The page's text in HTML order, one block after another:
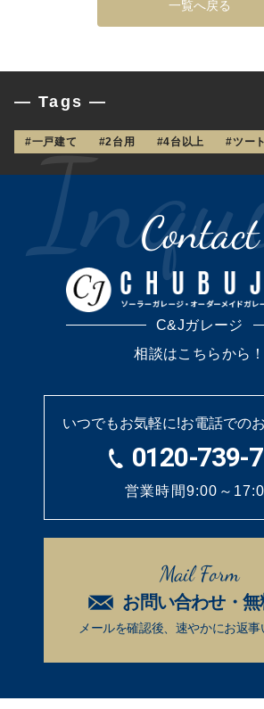
一覧へ戻る
— Tags —
#一戸建て #2台用 #4台以上 #ツー
Contact
C&Jガレージ
相談はこちらから！
いつでもお気軽に!お電話での
0120-739-
営業時間9:00～
Mail Form
お問い合わせ・無
メールを確認後、速やかにお返事